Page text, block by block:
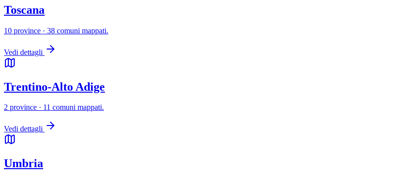
Toscana
10 province · 38 comuni mappati.
Vedi dettagli
Trentino-Alto Adige
2 province · 11 comuni mappati.
Vedi dettagli
Umbria